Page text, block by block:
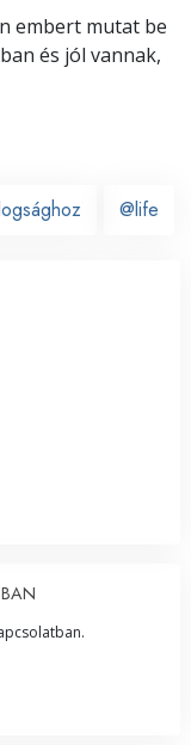
embert mutat be
és jól vannak,
@life